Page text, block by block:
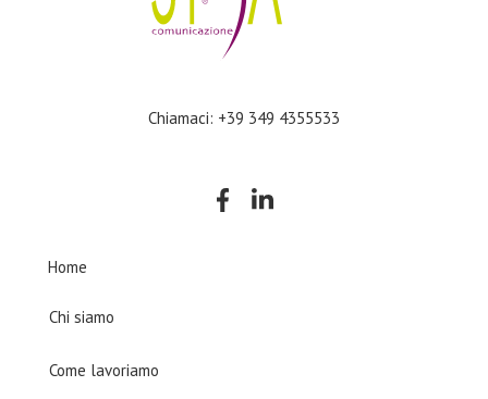
Chiamaci: +39 349 4355533
Home
Chi siamo
Come lavoriamo